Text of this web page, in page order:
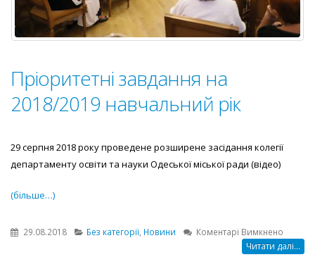
Пріоритетні завдання на
2018/2019 навчальний рік
29 серпня 2018 року проведене розширене засідання колегії
департаменту освіти та науки Одеської міської ради (відео)
(більше…)
29.08.2018 Без категорії, Новини Коментарі Вимкнено
Читати далі...